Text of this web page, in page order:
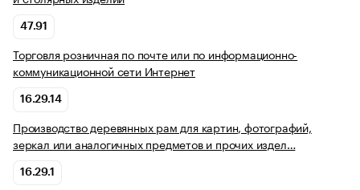
47.91
Торговля розничная по почте или по информационно-
коммуникационной сети Интернет
16.29.14
Производство деревянных рам для картин, фотографий,
зеркал или аналогичных предметов и прочих издел…
16.29.1